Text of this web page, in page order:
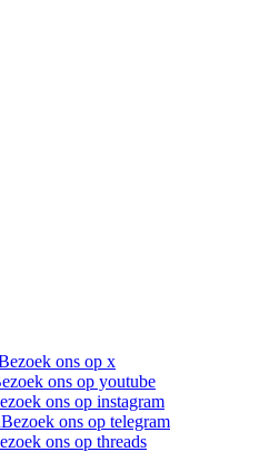
ons op x
ons op youtube
ons op instagram
Bezoek ons op telegram
ons op threads